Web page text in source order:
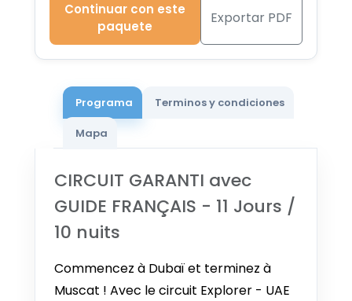
4 JUL - 14 JUL 2027
Desde €1.424
1 AGO - 11 AGO 2027
5 SEP - 15 SEP 2027
Desde €1.794
17 OCT - 27 OCT 2027
Desde €1.794
Continuar con este
paquete
Exportar PDF
Programa Terminos y condiciones
Mapa
CIRCUIT GARANTI avec
GUIDE FRANÇAIS - 11 Jours /
10 nuits
Commencez à Dubaï et terminez à
Muscat ! Avec le circuit Explorer - UAE